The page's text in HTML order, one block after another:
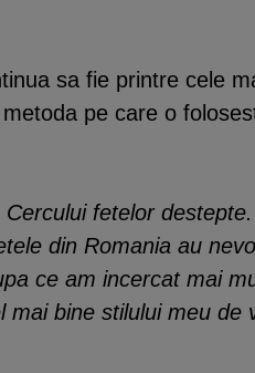
sa fie printre cele
pe care o
fetelor
din Romania au
ce am incercat mai
bine stilului meu de